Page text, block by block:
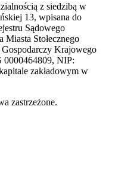
z siedzibą w
13, wpisana do
Sądowego
Stołecznego
Krajowego
0000464809, NIP:
zakładowym w
zastrzeżone.